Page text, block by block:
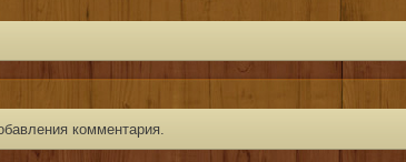
комментария.